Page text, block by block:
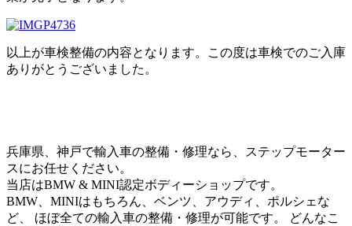
以上が車検整備の内容となります。この度は車検でのご入庫
ありがとうございました。
兵庫県、神戸で輸入車の整備・修理なら、ステップモーター
スにお任せください。
当店はBMW & MINI認定ボディーショップです。
BMW、MINIはもちろん、ベンツ、アウディ、ポルシェな
ど、 ほぼ全ての輸入車の整備・修理が可能です。 どんなこ